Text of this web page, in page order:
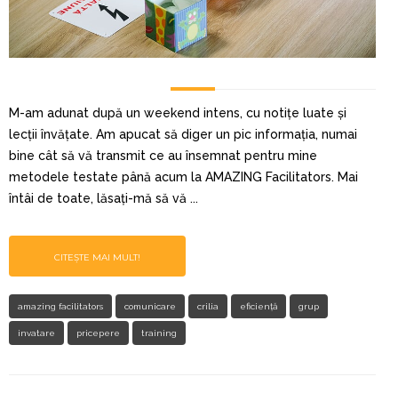
M-am adunat după un weekend intens, cu notițe luate și
lecții învățate. Am apucat să diger un pic informația, numai
bine cât să vă transmit ce au însemnat pentru mine
metodele testate până acum la AMAZING Facilitators. Mai
întâi de toate, lăsați-mă să vă ...
CITEȘTE MAI MULT!
amazing facilitators comunicare crilia eficiență grup
invatare pricepere training